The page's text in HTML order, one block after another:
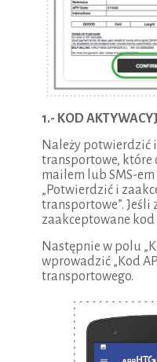
1.- KOD
Należy potwierdzić
transportowe, które
mailem lub SMS-
„Potwierdzić i
transportowe”. Jeśli
zaakceptowane kod
Następnie w polu
wprowadzić „Kod
transportowego.